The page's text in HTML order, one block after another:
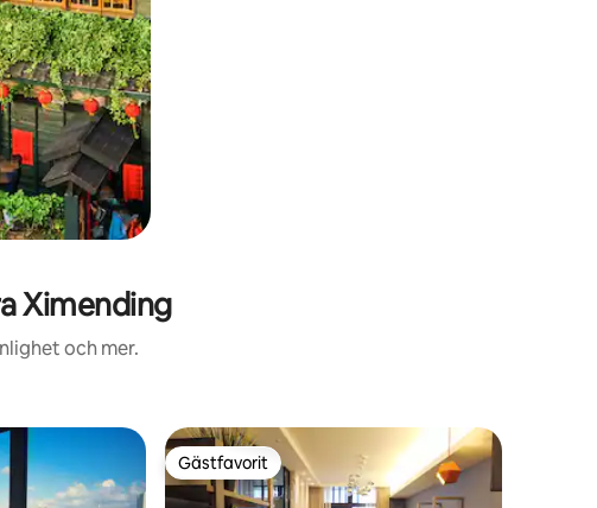
Ximending
och mer.
Gästfavorit
Gästfavorit